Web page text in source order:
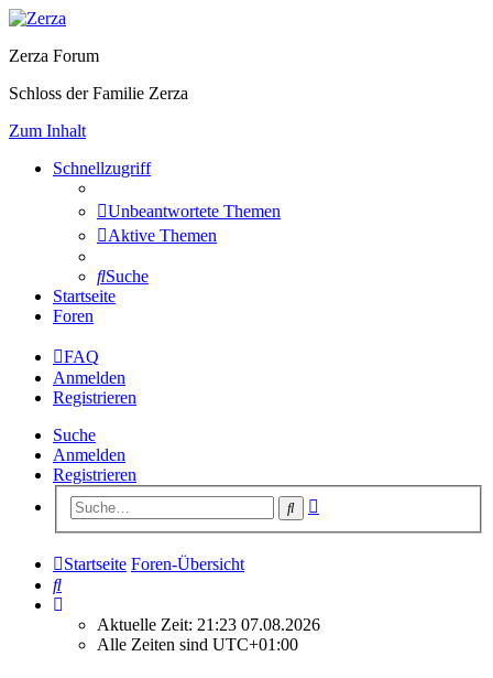
Zerza Forum
Schloss der Familie Zerza
Zum Inhalt
Schnellzugriff
Unbeantwortete Themen
Aktive Themen
Suche
Startseite
Foren
FAQ
Anmelden
Registrieren
Suche
Anmelden
Registrieren
Suche
Startseite Foren-Übersicht
Suche
Aktuelle Zeit: 21:23 07.08.2026
Alle Zeiten sind UTC+01:00